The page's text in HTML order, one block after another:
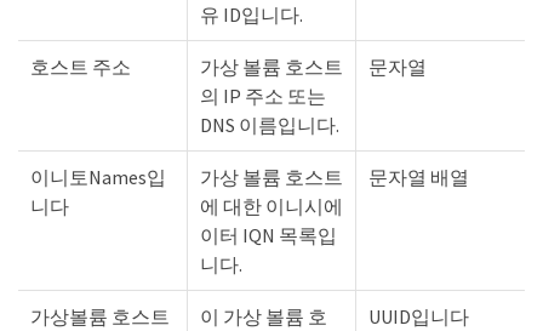
유 ID입니다.
호스트 주소
가상 볼륨 호스트
의 IP 주소 또는
DNS 이름입니다.
문자열
이니토Names입
니다
가상 볼륨 호스트
에 대한 이니시에
이터 IQN 목록입
니다.
문자열 배열
가상볼륨 호스트
이 가상 볼륨 호
UUID입니다